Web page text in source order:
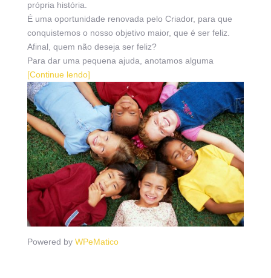
própria história.
É uma oportunidade renovada pelo Criador, para que
conquistemos o nosso objetivo maior, que é ser feliz.
Afinal, quem não deseja ser feliz?
Para dar uma pequena ajuda, anotamos alguma
[Continue lendo]
Powered by WPeMatico